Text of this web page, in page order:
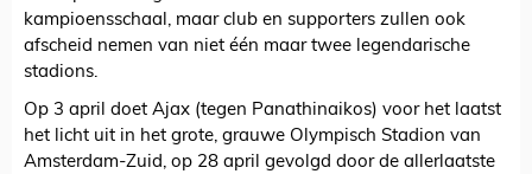
kampioensschaal, maar club en supporters zullen ook
afscheid nemen van niet één maar twee legendarische
stadions.
Op 3 april doet Ajax (tegen Panathinaikos) voor het laatst
het licht uit in het grote, grauwe Olympisch Stadion van
Amsterdam-Zuid, op 28 april gevolgd door de allerlaatste